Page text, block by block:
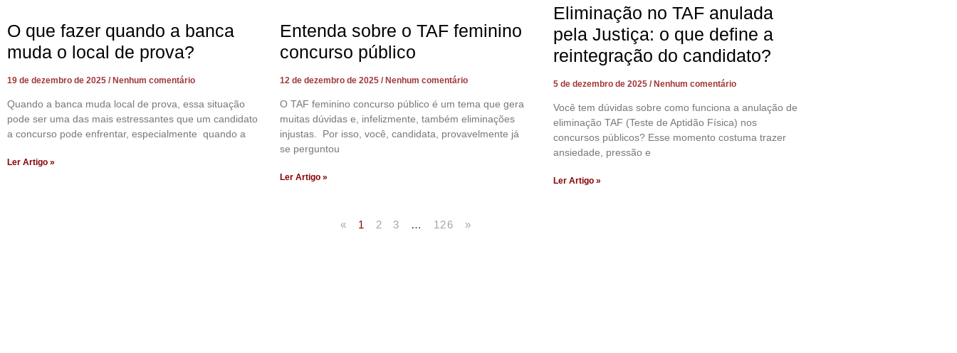
O que fazer quando a banca
muda o local de prova?
19 de dezembro de 2025 Nenhum comentário
Quando a banca muda local de prova, essa situação
pode ser uma das mais estressantes que um candidato
a concurso pode enfrentar, especialmente quando a
Ler Artigo »
Entenda sobre o TAF feminino
concurso público
12 de dezembro de 2025 Nenhum comentário
O TAF feminino concurso público é um tema que gera
muitas dúvidas e, infelizmente, também eliminações
injustas. Por isso, você, candidata, provavelmente já
se perguntou
Ler Artigo »
Eliminação no TAF anulada
pela Justiça: o que define a
reintegração do candidato?
5 de dezembro de 2025 Nenhum comentário
Você tem dúvidas sobre como funciona a anulação de
eliminação TAF (Teste de Aptidão Física) nos
concursos públicos? Esse momento costuma trazer
ansiedade, pressão e
Ler Artigo »
« 1 2 3 … 126 »